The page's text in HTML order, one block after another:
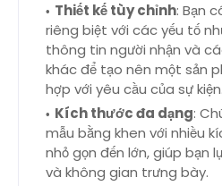
Thiết kế tùy chỉnh: Bạn
riêng biệt với các yếu tố
thông tin người nhận và
khác để tạo nên một sản
hợp với yêu cầu của sự kiện.
Kích thước đa dạng:
mẫu bằng khen với nhiều
nhỏ gọn đến lớn, giúp bạn
và không gian trưng bày.